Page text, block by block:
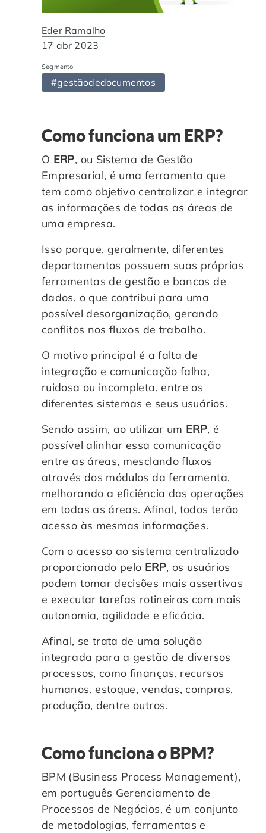
Educação Corporativa
Gerenciamento de NF-e
Assinatura Digital
Auditoria de Processos
Transformação Digital
Gestão do Departamento Pessoal
Controle e Organização de Documentos Físicos
Guarda de Documentos
Consultoria Documental
Instituições de Ensino
Departamento Pessoal
Cooperativas
Cases de Sucesso
Nossas Unidades
Blog
Eder Ramalho
17 abr 2023
Segmento
#gestãodedocumentos
Como funciona um ERP?
O ERP, ou Sistema de Gestão
Empresarial, é uma ferramenta que
tem como objetivo centralizar e integrar
as informações de todas as áreas de
uma empresa.
Isso porque, geralmente, diferentes
departamentos possuem suas próprias
ferramentas de gestão e bancos de
dados, o que contribui para uma
possível desorganização, gerando
conflitos nos fluxos de trabalho.
O motivo principal é a falta de
integração e comunicação falha,
ruidosa ou incompleta, entre os
diferentes sistemas e seus usuários.
Sendo assim, ao utilizar um ERP, é
possível alinhar essa comunicação
entre as áreas, mesclando fluxos
através dos módulos da ferramenta,
melhorando a eficiência das operações
em todas as áreas. Afinal, todos terão
acesso às mesmas informações.
Com o acesso ao sistema centralizado
proporcionado pelo ERP, os usuários
podem tomar decisões mais assertivas
e executar tarefas rotineiras com mais
autonomia, agilidade e eficácia.
Afinal, se trata de uma solução
integrada para a gestão de diversos
processos, como finanças, recursos
humanos, estoque, vendas, compras,
produção, dentre outros.
Como funciona o BPM?
BPM (Business Process Management),
em português Gerenciamento de
Processos de Negócios, é um conjunto
de metodologias, ferramentas e